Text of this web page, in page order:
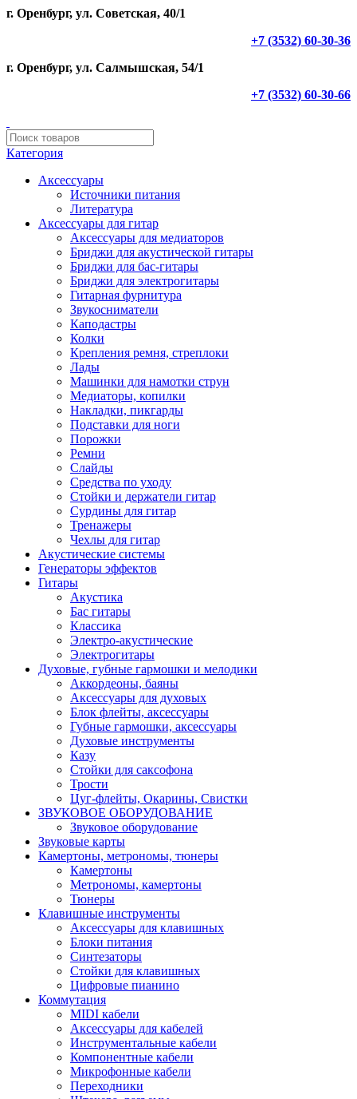
г. Оренбург, ул. Советская, 40/1
+7 (3532) 60-30-36
г. Оренбург, ул. Салмышская, 54/1
+7 (3532) 60-30-66
Категория
Аксессуары
Источники питания
Литература
Аксессуары для гитар
Аксессуары для медиаторов
Бриджи для акустической гитары
Бриджи для бас-гитары
Бриджи для электрогитары
Гитарная фурнитура
Звукосниматели
Каподастры
Колки
Крепления ремня, стреплоки
Лады
Машинки для намотки струн
Медиаторы, копилки
Накладки, пикгарды
Подставки для ноги
Порожки
Ремни
Слайды
Средства по уходу
Стойки и держатели гитар
Сурдины для гитар
Тренажеры
Чехлы для гитар
Акустические системы
Генераторы эффектов
Гитары
Акустика
Бас гитары
Классика
Электро-акустические
Электрогитары
Духовые, губные гармошки и мелодики
Аккордеоны, баяны
Аксессуары для духовых
Блок флейты, аксессуары
Губные гармошки, аксессуары
Духовые инструменты
Казу
Стойки для саксофона
Трости
Цуг-флейты, Окарины, Свистки
ЗВУКОВОЕ ОБОРУДОВАНИЕ
Звуковое оборудование
Звуковые карты
Камертоны, метрономы, тюнеры
Камертоны
Метрономы, камертоны
Тюнеры
Клавишные инструменты
Аксессуары для клавишных
Блоки питания
Синтезаторы
Стойки для клавишных
Цифровые пианино
Коммутация
MIDI кабели
Аксессуары для кабелей
Инструментальные кабели
Компонентные кабели
Микрофонные кабели
Переходники